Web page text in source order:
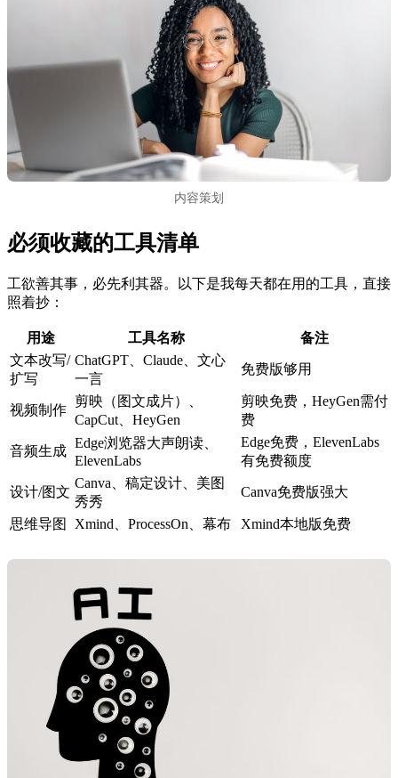
内容策划
必须收藏的工具清单
工欲善其事，必先利其器。以下是我每天都在用的工具，直接
照着抄：
用途 工具名称
备注
文本改写/
扩写
ChatGPT、Claude、文心
一言
免费版够用
视频制作
剪映（图文成片）、
CapCut、HeyGen
剪映免费，HeyGen需付
费
音频生成
Edge浏览器大声朗读、
ElevenLabs
Edge免费，ElevenLabs
有免费额度
设计/图文
Canva、稿定设计、美图
秀秀
Canva免费版强大
思维导图 Xmind、ProcessOn、幕布 Xmind本地版免费